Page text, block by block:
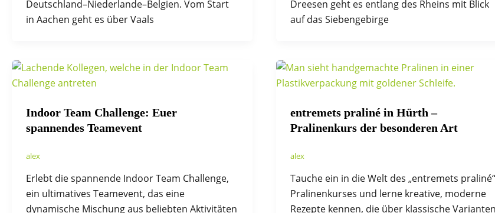
Deutschland–Niederlande–Belgien. Vom Start
in Aachen geht es über Vaals
Dreesen geht es entlang des Rheins mit Blick
auf das Siebengebirge
Indoor Team Challenge: Euer
spannendes Teamevent
alex
Erlebt die spannende Indoor Team Challenge,
ein ultimatives Teamevent, das eine
dynamische Mischung aus beliebten Aktivitäten
entremets praliné in Hürth –
Pralinenkurs der besonderen Art
alex
Tauche ein in die Welt des „entremets praliné“
Pralinenkurses und lerne kreative, moderne
Rezepte kennen, die über klassische Varianten